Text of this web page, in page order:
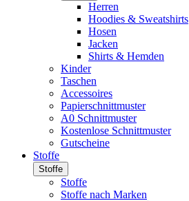
Herren
Hoodies & Sweatshirts
Hosen
Jacken
Shirts & Hemden
Kinder
Taschen
Accessoires
Papierschnittmuster
A0 Schnittmuster
Kostenlose Schnittmuster
Gutscheine
Stoffe
Stoffe
Stoffe
Stoffe nach Marken